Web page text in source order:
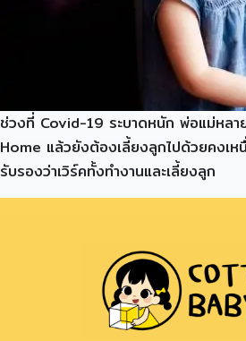
ช่วงที่ Covid-19 ระบาดหนัก พ่อแม่หล
Home แล้วยังต้องเลี้ยงลูกไปด้วยคงเห
รับรองว่าเวิร์คทั้งทำงานและเลี้ยงลูก